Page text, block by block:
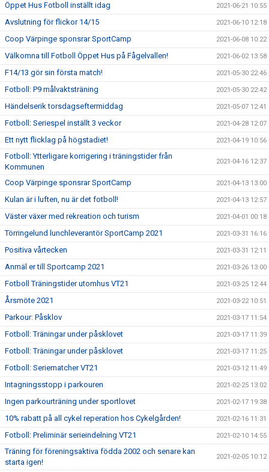
Öppet Hus Fotboll inställt idag 2021-06-21 10:55
Avslutning för flickor 14/15 2021-06-10 12:18
Coop Värpinge sponsrar SportCamp 2021-06-08 10:22
Välkomna till Fotboll Öppet Hus på Fågelvallen! 2021-06-02 13:58
F14/13 gör sin första match! 2021-05-30 22:46
Fotboll: P9 målvaktsträning 2021-05-30 22:42
Händelserik torsdagseftermiddag 2021-05-07 12:41
Fotboll: Seriespel inställt 3 veckor 2021-04-28 12:07
Ett nytt flicklag på högstadiet! 2021-04-19 10:56
Fotboll: Ytterligare korrigering i träningstider från
Kommunen
2021-04-16 12:37
Coop Värpinge sponsrar SportCamp 2021-04-13 13:00
Kulan är i luften, nu är det fotboll! 2021-04-13 12:57
Väster växer med rekreation och turism 2021-04-01 00:18
Törringelund lunchleverantör SportCamp 2021 2021-03-31 16:16
Positiva vårtecken 2021-03-31 12:11
Anmäl er till Sportcamp 2021 2021-03-26 13:00
Fotboll Träningstider utomhus VT21 2021-03-25 12:44
Årsmöte 2021 2021-03-22 10:51
Parkour: Påsklov 2021-03-17 11:54
Fotboll: Träningar under påsklovet 2021-03-17 11:39
Fotboll: Träningar under påsklovet 2021-03-17 11:25
Fotboll: Seriematcher VT21 2021-03-12 11:49
Intagningsstopp i parkouren 2021-02-25 13:02
Ingen parkourträning under sportlovet 2021-02-17 19:38
10% rabatt på all cykel reperation hos Cykelgården! 2021-02-16 11:31
Fotboll: Preliminär serieindelning VT21 2021-02-10 14:55
Träning för föreningsaktiva födda 2002 och senare kan
starta igen!
2021-02-05 10:12